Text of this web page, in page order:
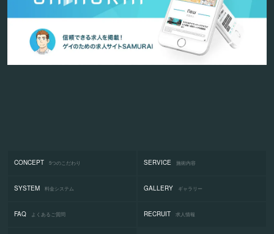
CONCEPT 5つのこだわり SERVICE 施術内容
SYSTEM 料金システム GALLERY ギャラリー
FAQ よくあるご質問 RECRUIT 求人情報